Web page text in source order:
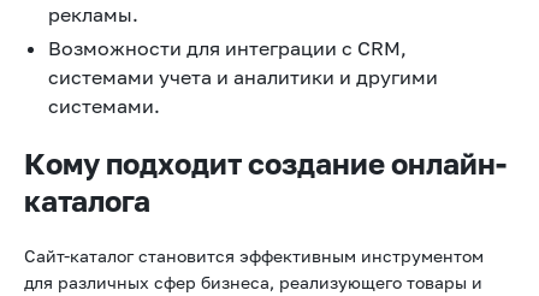
рекламы.
Возможности для интеграции с CRM,
системами учета и аналитики и другими
системами.
Кому подходит создание онлайн-
каталога
Сайт-каталог становится эффективным инструментом
для различных сфер бизнеса, реализующего товары и